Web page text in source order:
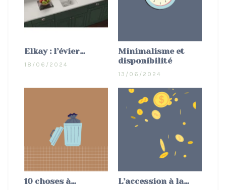
Elkay : l’évier…
18/06/2024
Minimalisme et
disponibilité
13/06/2024
10 choses à… L’accession à la…